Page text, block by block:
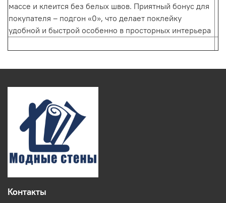
массе и клеится без белых швов. Приятный бонус для
покупателя – подгон «0», что делает поклейку
удобной и быстрой особенно в просторных интерьера
Контакты